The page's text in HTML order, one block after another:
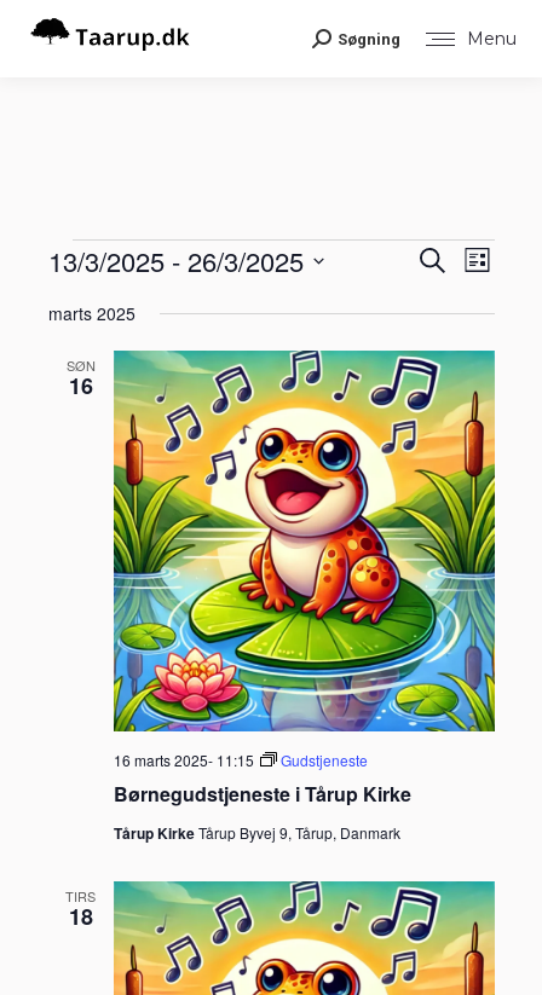
Menu
Search:
Søgning
Begivenheder
og
Søg
efter
Liste
13/3/2025 - 26/3/2025
marts 2025
SØN
16
Børnegudstjeneste i Tårup Kirke
16 marts 2025- 11:15 Gudstjeneste
Tårup KirkeTårup Byvej 9, Tårup, Danmark
TIRS
18